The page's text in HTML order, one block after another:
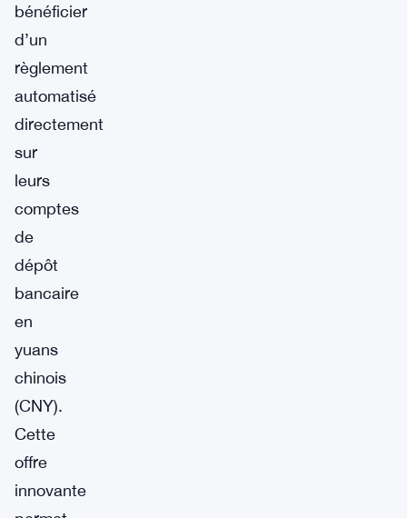
bénéficier
d’un
règlement
automatisé
directement
sur
leurs
comptes
de
dépôt
bancaire
en
yuans
chinois
(CNY).
Cette
offre
innovante